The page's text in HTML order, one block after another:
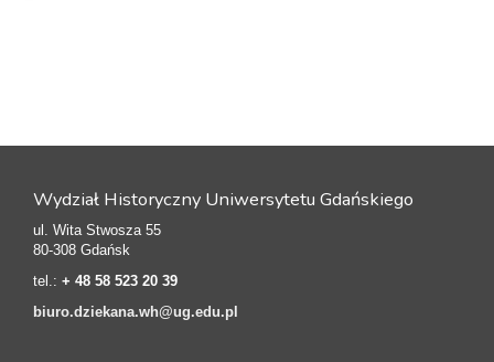
Wydział Historyczny Uniwersytetu Gdańskiego
ul. Wita Stwosza 55
80-308 Gdańsk
tel.: + 48 58 523 20 39
biuro.dziekana.wh@ug.edu.pl